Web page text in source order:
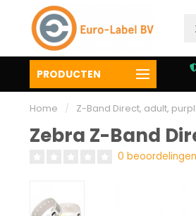
PRODUCTEN
Gratis verzending vanaf €
50,00
Home / Z-Band Direct, adult,
Zebra Z-Band
0 beoordelingen